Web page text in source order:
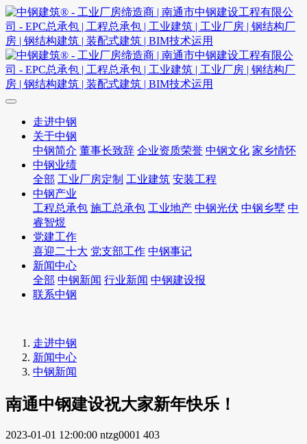
走进中钢
关于中钢
中钢简介 董事长致辞 企业资质荣誉 中钢文化 家乡情怀
中钢业绩
全部 工业厂房定制 工业建筑 安装工程
中钢产业
工程总承包 施工总承包 工业地产 中钢光伏 中钢乡墅 中
睿智煜
党建工作
喜迎二十大 党支部工作 中钢事记
新闻中心
全部 中钢新闻 行业新闻 中钢建设报
联系中钢
走进中钢
新闻中心
中钢新闻
南通中钢建设祝大家新年快乐！
2023-01-01 12:00:00 ntzg0001 403